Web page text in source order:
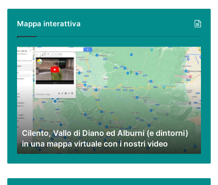
ma
eccezionali.
Mappa interattiva
Cilento,
Vallo
di
Diano
ed
Alburni
(e
dintorni)
una
mappa
virtuale
Cilento, Vallo di Diano ed Alburni (e dintorni)
in una mappa virtuale con i nostri video